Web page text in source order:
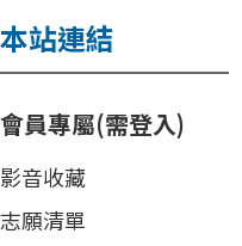
本站連結
會員專屬(需登入)
影音收藏
志願清單